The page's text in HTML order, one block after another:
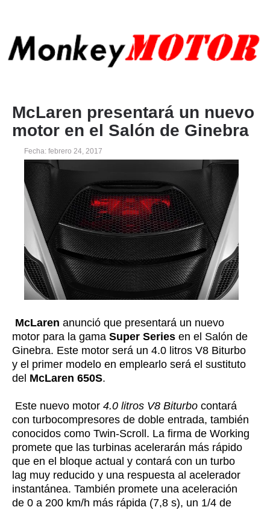
McLaren presentará un nuevo
motor en el Salón de Ginebra
Fecha: febrero 24, 2017
McLaren anunció que presentará un nuevo
motor para la gama Super Series en el Salón de
Ginebra. Este motor será un 4.0 litros V8 Biturbo
y el primer modelo en emplearlo será el sustituto
del McLaren 650S.
Este nuevo motor 4.0 litros V8 Biturbo contará
con turbocompresores de doble entrada, también
conocidos como Twin-Scroll. La firma de Working
promete que las turbinas acelerarán más rápido
que en el bloque actual y contará con un turbo
lag muy reducido y una respuesta al acelerador
instantánea. También promete una aceleración
de 0 a 200 km/h más rápida (7,8 s), un 1/4 de